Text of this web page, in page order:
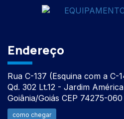
Endereço
Rua C-137 (Esquina com a C-
Qd. 302 Lt.12 - Jardim América
Goiânia/Goiás CEP 74275-060
como chegar